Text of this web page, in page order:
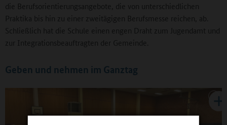
die Berufsorientierungsangebote, die von unterschiedlichen
Praktika bis hin zu einer zweitägigen Berufsmesse reichen, ab.
Schließlich hat die Schule einen engen Draht zum Jugendamt und
zur Integrationsbeauftragten der Gemeinde.
Geben und nehmen im Ganztag